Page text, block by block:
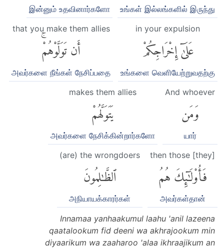
உங்கள் இல்லங்களில் இருந்து
இன்னும் உதவினார்களோ
in your expulsion
عَلَىٰٓ إِخْرَاجِكُمْ
உங்களை வெளியேற்றுவதற்கு
that you make them allies
أَن تَوَلَّوْهُمْۚ
அவர்களை நீங்கள் நேசிப்பதை
And whoever
وَمَن
யார்
makes them allies
يَتَوَلَّهُمْ
அவர்களை நேசிக்கின்றார்களோ
then those [they]
فَأُو۟لَٰٓئِكَ هُمُ
அவர்கள்தான்
(are) the wrongdoers
ٱلظَّٰلِمُونَ
அநியாயக்காரர்கள்
Innamaa yanhaakumul laahu 'anil lazeena
qaatalookum fid deeni wa akhrajookum min
diyaarikum wa zaaharoo 'alaa ikhraajikum an